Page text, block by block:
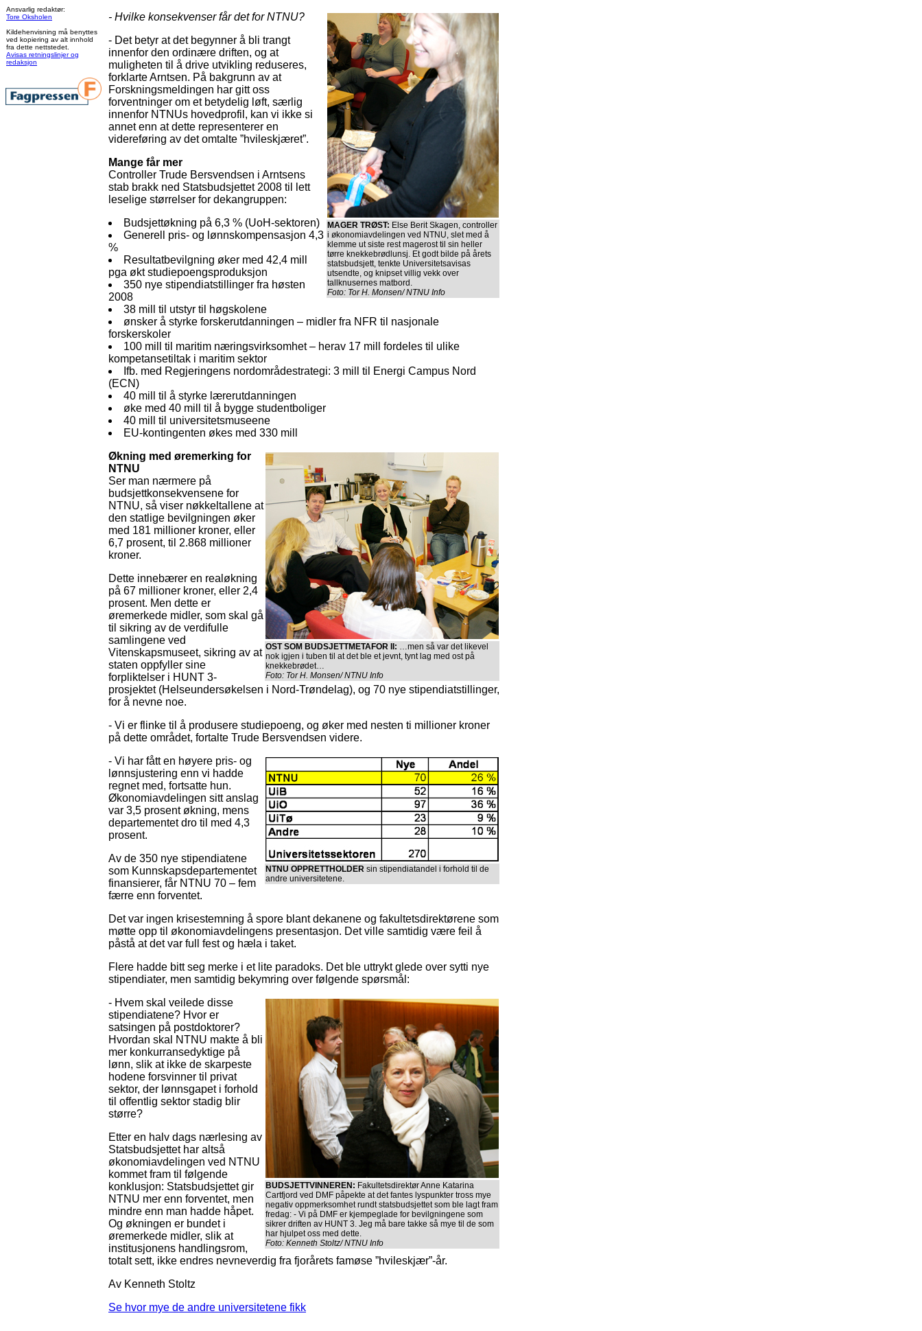
Ansvarlig redaktør:
Tore Oksholen
Kildehenvisning må benyttes
ved kopiering av alt innhold
fra dette nettstedet.
Avisas retningslinjer og
redaksjon
MAGER TRØST: Else Berit Skagen, controller
i økonomiavdelingen ved NTNU, slet med å
klemme ut siste rest magerost til sin heller
tørre knekkebrødlunsj. Et godt bilde på årets
statsbudsjett, tenkte Universitetsavisas
utsendte, og knipset villig vekk over
tallknusernes matbord.
Foto: Tor H. Monsen/ NTNU Info
- Hvilke konsekvenser får det for NTNU?
- Det betyr at det begynner å bli trangt
innenfor den ordinære driften, og at
muligheten til å drive utvikling reduseres,
forklarte Arntsen. På bakgrunn av at
Forskningsmeldingen har gitt oss
forventninger om et betydelig løft, særlig
innenfor NTNUs hovedprofil, kan vi ikke si
annet enn at dette representerer en
videreføring av det omtalte ”hvileskjæret”.
Mange får mer
Controller Trude Bersvendsen i Arntsens
stab brakk ned Statsbudsjettet 2008 til lett
leselige størrelser for dekangruppen:
Budsjettøkning på 6,3 % (UoH-sektoren)
Generell pris- og lønnskompensasjon 4,3
%
Resultatbevilgning øker med 42,4 mill
pga økt studiepoengsproduksjon
350 nye stipendiatstillinger fra høsten
2008
38 mill til utstyr til høgskolene
ønsker å styrke forskerutdanningen – midler fra NFR til nasjonale
forskerskoler
100 mill til maritim næringsvirksomhet – herav 17 mill fordeles til ulike
kompetansetiltak i maritim sektor
Ifb. med Regjeringens nordområdestrategi: 3 mill til Energi Campus Nord
(ECN)
40 mill til å styrke lærerutdanningen
øke med 40 mill til å bygge studentboliger
40 mill til universitetsmuseene
EU-kontingenten økes med 330 mill
OST SOM BUDSJETTMETAFOR II: …men så var det likevel
nok igjen i tuben til at det ble et jevnt, tynt lag med ost på
knekkebrødet…
Foto: Tor H. Monsen/ NTNU Info
Økning med øremerking for
NTNU
Ser man nærmere på
budsjettkonsekvensene for
NTNU, så viser nøkkeltallene at
den statlige bevilgningen øker
med 181 millioner kroner, eller
6,7 prosent, til 2.868 millioner
kroner.
Dette innebærer en realøkning
på 67 millioner kroner, eller 2,4
prosent. Men dette er
øremerkede midler, som skal gå
til sikring av de verdifulle
samlingene ved
Vitenskapsmuseet, sikring av at
staten oppfyller sine
forpliktelser i HUNT 3-
prosjektet (Helseundersøkelsen i Nord-Trøndelag), og 70 nye stipendiatstillinger,
for å nevne noe.
- Vi er flinke til å produsere studiepoeng, og øker med nesten ti millioner kroner
på dette området, fortalte Trude Bersvendsen videre.
NTNU OPPRETTHOLDER sin stipendiatandel i forhold til de
andre universitetene.
- Vi har fått en høyere pris- og
lønnsjustering enn vi hadde
regnet med, fortsatte hun.
Økonomiavdelingen sitt anslag
var 3,5 prosent økning, mens
departementet dro til med 4,3
prosent.
Av de 350 nye stipendiatene
som Kunnskapsdepartementet
finansierer, får NTNU 70 – fem
færre enn forventet.
Det var ingen krisestemning å spore blant dekanene og fakultetsdirektørene som
møtte opp til økonomiavdelingens presentasjon. Det ville samtidig være feil å
påstå at det var full fest og hæla i taket.
Flere hadde bitt seg merke i et lite paradoks. Det ble uttrykt glede over sytti nye
stipendiater, men samtidig bekymring over følgende spørsmål:
BUDSJETTVINNEREN: Fakultetsdirektør Anne Katarina
Cartfjord ved DMF påpekte at det fantes lyspunkter tross mye
negativ oppmerksomhet rundt statsbudsjettet som ble lagt fram
fredag: - Vi på DMF er kjempeglade for bevilgningene som
sikrer driften av HUNT 3. Jeg må bare takke så mye til de som
har hjulpet oss med dette.
Foto: Kenneth Stoltz/ NTNU Info
- Hvem skal veilede disse
stipendiatene? Hvor er
satsingen på postdoktorer?
Hvordan skal NTNU makte å bli
mer konkurransedyktige på
lønn, slik at ikke de skarpeste
hodene forsvinner til privat
sektor, der lønnsgapet i forhold
til offentlig sektor stadig blir
større?
Etter en halv dags nærlesing av
Statsbudsjettet har altså
økonomiavdelingen ved NTNU
kommet fram til følgende
konklusjon: Statsbudsjettet gir
NTNU mer enn forventet, men
mindre enn man hadde håpet.
Og økningen er bundet i
øremerkede midler, slik at
institusjonens handlingsrom,
totalt sett, ikke endres nevneverdig fra fjorårets famøse ”hvileskjær”-år.
Av Kenneth Stoltz
Se hvor mye de andre universitetene fikk